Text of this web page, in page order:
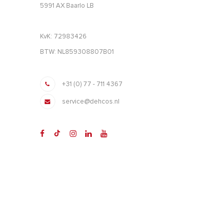
5991 AX Baarlo LB
KvK: 72983426
BTW: NL859308807B01
+31 (0) 77 - 711 4367
service@dehcos.nl